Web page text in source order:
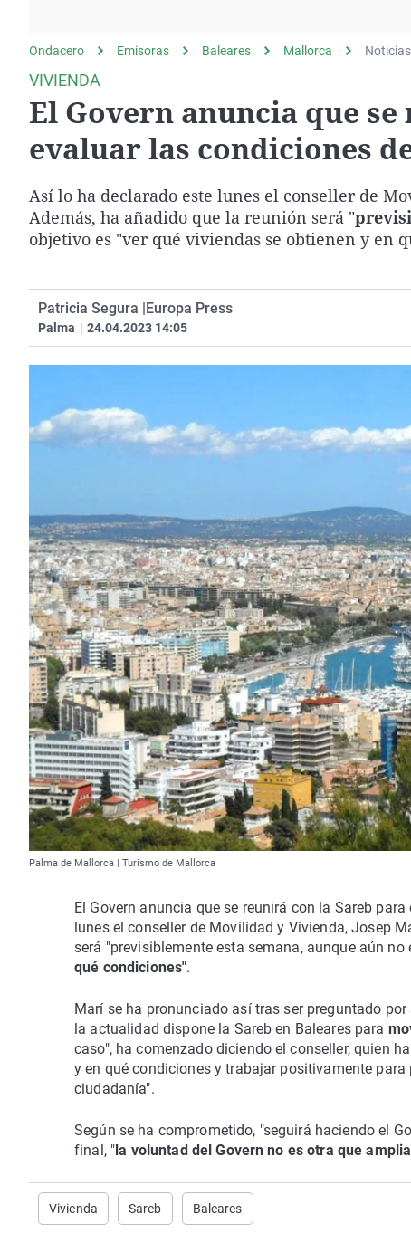
Operación Viuda
Negra
País Vasco
Ondacero Emisoras Baleares Mallorca Noticias
VIVIENDA
El Govern anuncia que
evaluar las condiciones
Así lo ha declarado este lunes el conseller de
Además, ha añadido que la reunión será "
objetivo es "ver qué viviendas se obtienen y en
Patricia Segura |Europa Press
Palma | 24.04.2023 14:05
Palma de Mallorca | Turismo de Mallorca
El Govern anuncia que se reunirá con la Sareb
lunes el conseller de Movilidad y Vivienda, Josep
será "previsiblemente esta semana, aunque aún no
qué condiciones".
Marí se ha pronunciado así tras ser preguntado
la actualidad dispone la Sareb en Baleares para
caso", ha comenzado diciendo el conseller, quien
y en qué condiciones y trabajar positivamente
ciudadanía".
Según se ha comprometido, "seguirá haciendo el
final, " la voluntad del Govern no es otra que
Vivienda Sareb Baleares